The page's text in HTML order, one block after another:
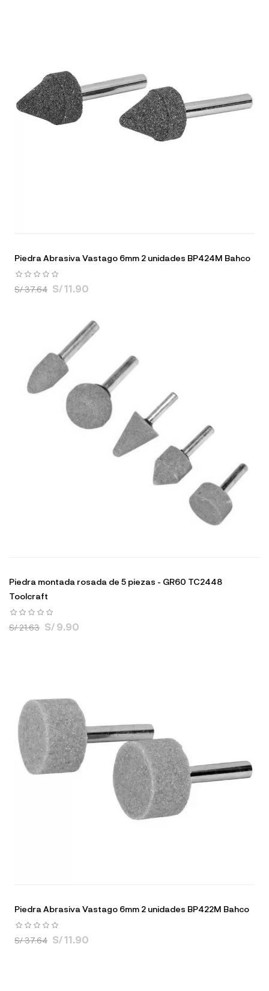
Piedra Abrasiva Vastago 6mm 2 unidades BP424M Bahco
S/ 37.64 S/ 11.90
Piedra montada rosada de 5 piezas - GR60 TC2448
Toolcraft
S/ 21.63 S/ 9.90
Piedra Abrasiva Vastago 6mm 2 unidades BP422M Bahco
S/ 37.64 S/ 11.90